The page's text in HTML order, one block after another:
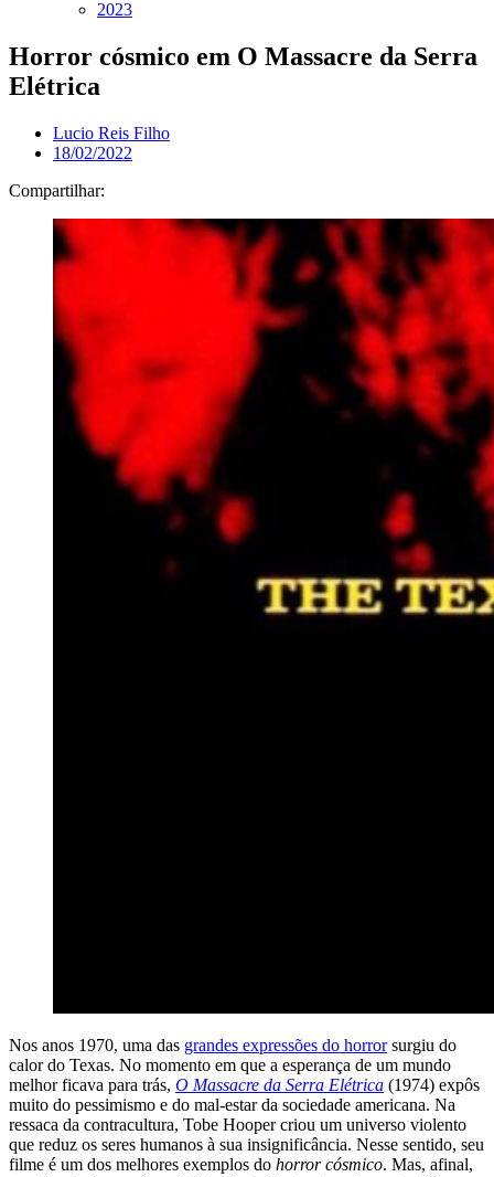
2023
Horror cósmico em O Massacre da Serra
Elétrica
Lucio Reis Filho
18/02/2022
Compartilhar:
Nos anos 1970, uma das grandes expressões do horrorsurgiu do
calor do Texas. No momento em que a esperança de um mundo
melhor ficava para trás, O Massacre da Serra Elétrica (1974) expôs
muito do pessimismo e do mal-estar da sociedade americana. Na
ressaca da contracultura, Tobe Hooper criou um universo violento
que reduz os seres humanos à sua insignificância. Nesse sentido, seu
filme é um dos melhores exemplos do horror cósmico. Mas, afinal,